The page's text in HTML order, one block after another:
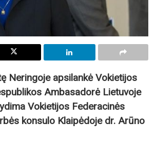
Neringoje apsilankė Vokietijos
Ambasadorė Lietuvoje
Vokietijos Federacinės
konsulo Klaipėdoje dr. Arūno